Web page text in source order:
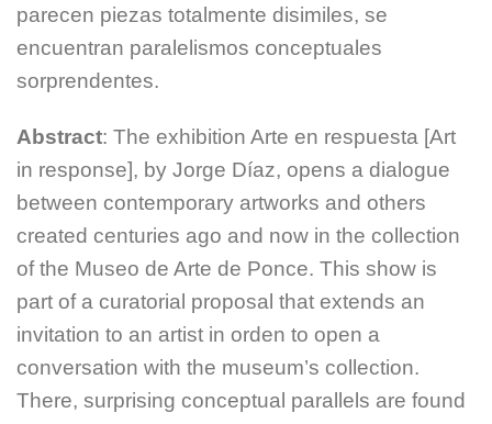
parecen piezas totalmente disimiles, se
encuentran paralelismos conceptuales
sorprendentes.
Abstract: The exhibition Arte en respuesta [Art
in response], by Jorge Díaz, opens a dialogue
between contemporary artworks and others
created centuries ago and now in the collection
of the Museo de Arte de Ponce. This show is
part of a curatorial proposal that extends an
invitation to an artist in orden to open a
conversation with the museum’s collection.
There, surprising conceptual parallels are found